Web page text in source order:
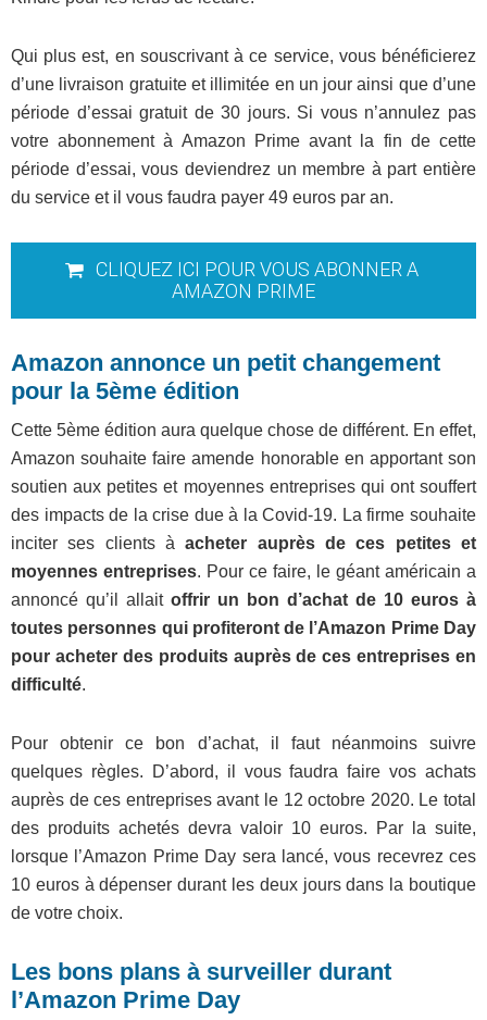
Qui plus est, en souscrivant à ce service, vous bénéficierez
d’une livraison gratuite et illimitée en un jour ainsi que d’une
période d’essai gratuit de 30 jours. Si vous n’annulez pas
votre abonnement à Amazon Prime avant la fin de cette
période d’essai, vous deviendrez un membre à part entière
du service et il vous faudra payer 49 euros par an.
CLIQUEZ ICI POUR VOUS ABONNER A
AMAZON PRIME
Amazon annonce un petit changement
pour la 5ème édition
Cette 5ème édition aura quelque chose de différent. En effet,
Amazon souhaite faire amende honorable en apportant son
soutien aux petites et moyennes entreprises qui ont souffert
des impacts de la crise due à la Covid-19. La firme souhaite
inciter ses clients àacheter auprès de ces petites et
moyennes entreprises. Pour ce faire, le géant américain a
annoncé qu’il allait offrir un bon d’achat de 10 euros à
toutes personnes qui profiteront de l’Amazon Prime Day
pour acheter des produits auprès de ces entreprises en
difficulté.
Pour obtenir ce bon d’achat, il faut néanmoins suivre
quelques règles. D’abord, il vous faudra faire vos achats
auprès de ces entreprises avant le 12 octobre 2020. Le total
des produits achetés devra valoir 10 euros. Par la suite,
lorsque l’Amazon Prime Day sera lancé, vous recevrez ces
10 euros à dépenser durant les deux jours dans la boutique
de votre choix.
Les bons plans à surveiller durant
l’Amazon Prime Day